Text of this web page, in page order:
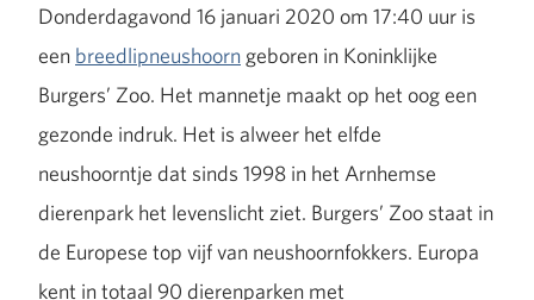
Donderdagavond 16 januari 2020 om 17:40 uur is
een breedlipneushoorn geboren in Koninklijke
Burgers’ Zoo. Het mannetje maakt op het oog een
gezonde indruk. Het is alweer het elfde
neushoorntje dat sinds 1998 in het Arnhemse
dierenpark het levenslicht ziet. Burgers’ Zoo staat in
de Europese top vijf van neushoornfokkers. Europa
kent in totaal 90 dierenparken met